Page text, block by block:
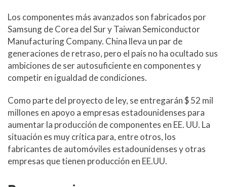
Los componentes más avanzados son fabricados por
Samsung de Corea del Sur y Taiwan Semiconductor
Manufacturing Company. China lleva un par de
generaciones de retraso, pero el país no ha ocultado sus
ambiciones de ser autosuficiente en componentes y
competir en igualdad de condiciones.
Como parte del proyecto de ley, se entregarán $ 52 mil
millones en apoyo a empresas estadounidenses para
aumentar la producción de componentes en EE. UU. La
situación es muy crítica para, entre otros, los
fabricantes de automóviles estadounidenses y otras
empresas que tienen producción en EE.UU.